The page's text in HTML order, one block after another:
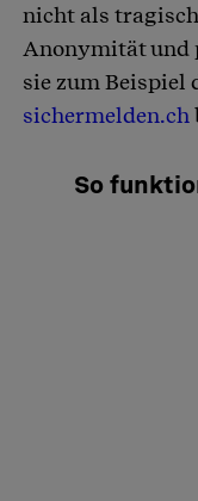
nicht als
Anonymität und
sie zum Beispiel
sichermelden.ch
So